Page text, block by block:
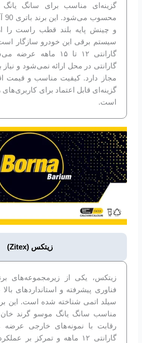
گزینه‌ای مناسب برای سانگ
و چینش پایه بلند قطب راست را
سیستم برقی این خودرو سازگار است.
گارانتی ۱۲ تا ۱۵
گارانتی در محل ارائه نمی‌شود و نیاز
مجاز دارد. کیفیت مناسب و قیمت
گزینه‌ای قابل اعتماد برای
است.
زیتکس (Zitex)
زیتکس، یکی از زیرمجموعه‌های
فناوری پیشرفته و استانداردهای
مناسب سانگ یانگ موسو گرند خان
رقابت با نمونه‌های خارجی عرضه
گارانتی ۱۲ ماهه و تمرکز بر